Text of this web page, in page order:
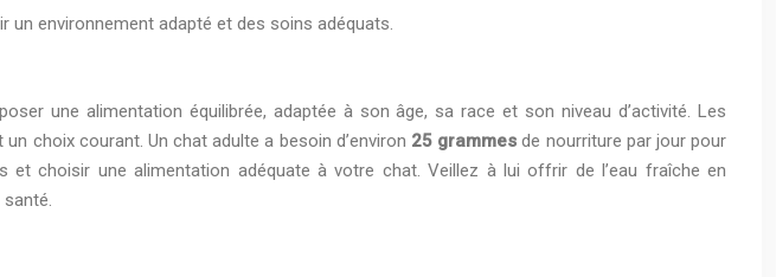
environnement adapté et des soins adéquats.
une alimentation équilibrée, adaptée à son âge, sa race et son niveau d’activité. Les
choix courant. Un chat adulte a besoin d’environ 25 grammesde nourriture par jour pour
choisir une alimentation adéquate à votre chat. Veillez à lui offrir de l’eau fraîche en